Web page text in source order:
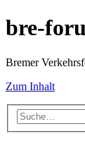
bre-
Bremer
Zum Inhalt